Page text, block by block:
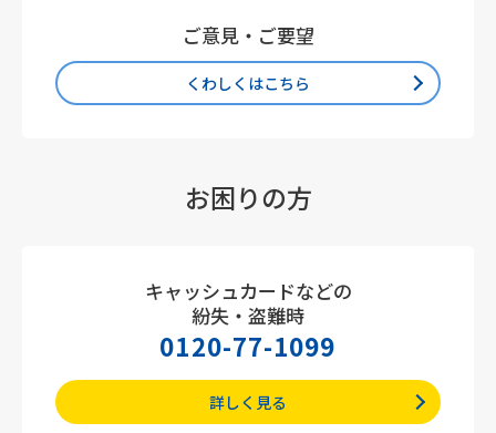
ご意見・ご要望
くわしくはこちら
お困りの方
キャッシュカードなどの
紛失・盗難時
0120-77-1099
詳しく見る